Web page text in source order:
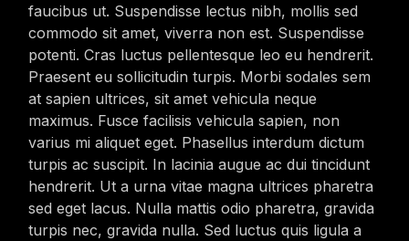
faucibus ut. Suspendisse lectus nibh, mollis sed
commodo sit amet, viverra non est. Suspendisse
potenti. Cras luctus pellentesque leo eu hendrerit.
Praesent eu sollicitudin turpis. Morbi sodales sem
at sapien ultrices, sit amet vehicula neque
maximus. Fusce facilisis vehicula sapien, non
varius mi aliquet eget. Phasellus interdum dictum
turpis ac suscipit. In lacinia augue ac dui tincidunt
hendrerit. Ut a urna vitae magna ultrices pharetra
sed eget lacus. Nulla mattis odio pharetra, gravida
turpis nec, gravida nulla. Sed luctus quis ligula a